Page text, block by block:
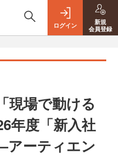
ログイン
新規
会員登録
現場で動ける
年度「新入社
アーティエン